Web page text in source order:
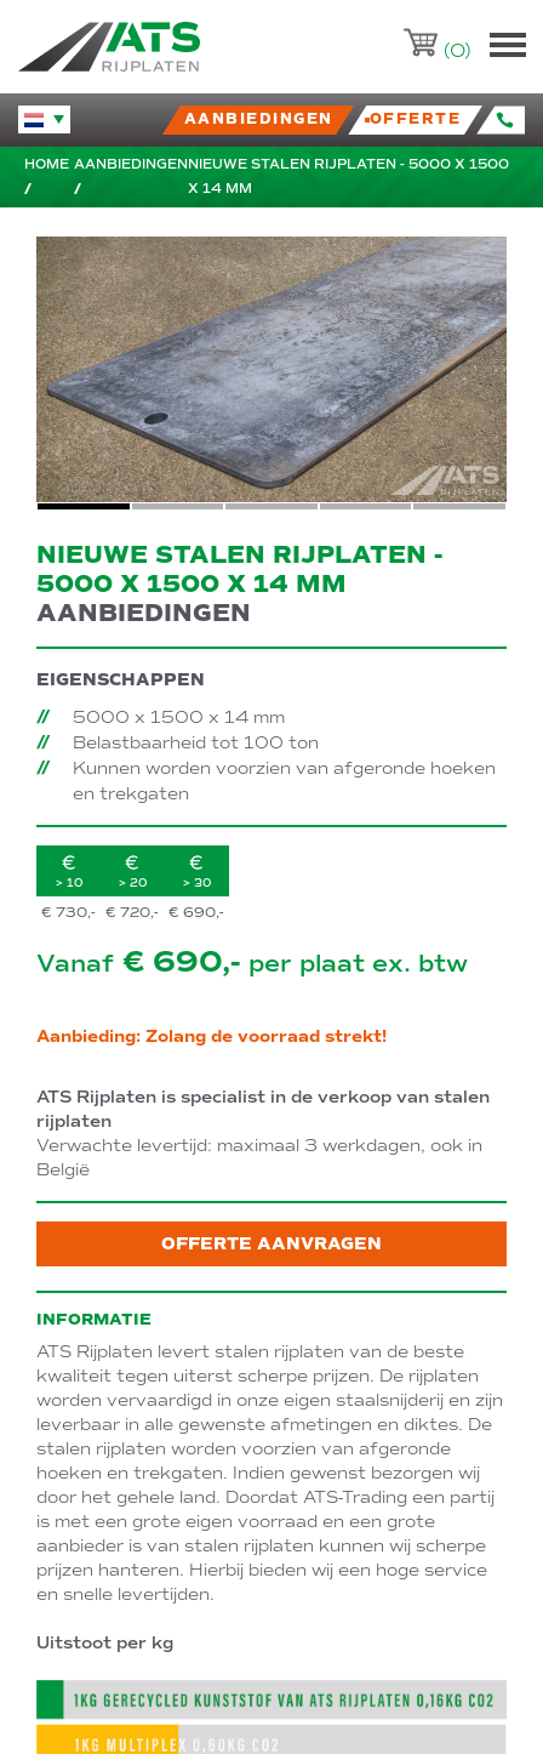
ATS-Trading.nl
(0)
Huidige taal veranderen.AANBIEDINGEN OFFERTE
HOME AANBIEDINGENNIEUWE STALEN RIJPLATEN - 5000 X 1500
X 14 MM
NIEUWE STALEN RIJPLATEN -
5000 X 1500 X 14 MM
AANBIEDINGEN
EIGENSCHAPPEN
5000 x 1500 x 14 mm
Belastbaarheid tot 100 ton
Kunnen worden voorzien van afgeronde hoeken
en trekgaten
> 10 > 20 > 30
€ 730,- € 720,- € 690,-
Vanaf € 690,- per plaat ex. btw
Aanbieding: Zolang de voorraad strekt!
ATS Rijplaten is specialist in de verkoop van stalen
rijplaten
Verwachte levertijd: maximaal 3 werkdagen, ook in
België
OFFERTE AANVRAGEN
INFORMATIE
ATS Rijplaten levert stalen rijplaten van de beste
kwaliteit tegen uiterst scherpe prijzen. De rijplaten
worden vervaardigd in onze eigen staalsnijderij en zijn
leverbaar in alle gewenste afmetingen en diktes. De
stalen rijplaten worden voorzien van afgeronde
hoeken en trekgaten. Indien gewenst bezorgen wij
door het gehele land. Doordat ATS-Trading een partij
is met een grote eigen voorraad en een grote
aanbieder is van stalen rijplaten kunnen wij scherpe
prijzen hanteren. Hierbij bieden wij een hoge service
en snelle levertijden.
Uitstoot per kg